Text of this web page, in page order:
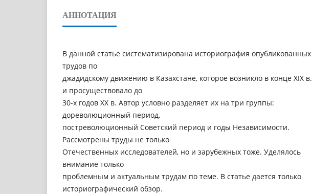
АННОТАЦИЯ
В данной статье систематизирована историография опубликованных
трудов по
джадидскому движению в Казахстане, которое возникло в конце ХІХ в.
и просуществовало до
30-х годов ХХ в. Автор условно разделяет их на три группы:
дореволюционный период,
постреволюционный Советский период и годы Независимости.
Рассмотрены труды не только
Отечественных исследователей, но и зарубежных тоже. Уделялось
внимание только
проблемным и актуальным трудам по теме. В статье дается только
историографический обзор.